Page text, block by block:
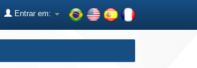
Entrar em: